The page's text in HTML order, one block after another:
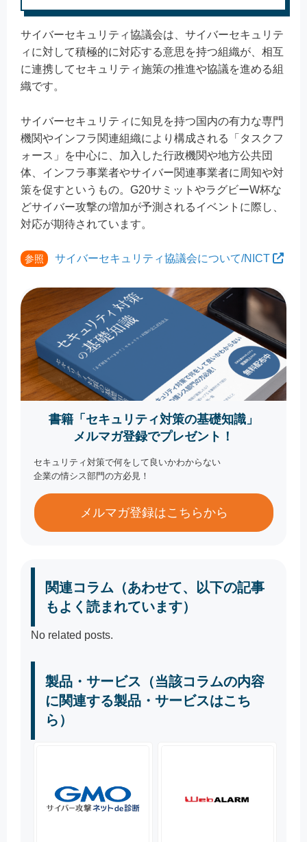
サイバーセキュリティ協議会は、サイバーセキュリテ
ィに対して積極的に対応する意思を持つ組織が、相互
に連携してセキュリティ施策の推進や協議を進める組
織です。
サイバーセキュリティに知見を持つ国内の有力な専門
機関やインフラ関連組織により構成される「タスクフ
ォース」を中心に、加入した行政機関や地方公共団
体、インフラ事業者やサイバー関連事業者に周知や対
策を促すというもの。G20サミットやラグビーW杯な
どサイバー攻撃の増加が予測されるイベントに際し、
対応が期待されています。
参照 サイバーセキュリティ協議会について/NICT
書籍「セキュリティ対策の基礎知識」
メルマガ登録でプレゼント！
セキュリティ対策で何をして良いかわからない
企業の情シス部門の方必見！
メルマガ登録はこちらから
関連コラム（あわせて、以下の記事
もよく読まれています）
No related posts.
製品・サービス（当該コラムの内容
に関連する製品・サービスはこち
ら）